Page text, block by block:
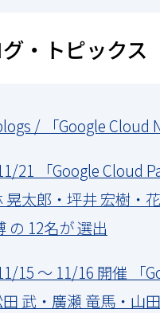
・トピックス
/ 「Google
21 「Google Cloud
晃太郎・坪井 宏樹・
の 12名が 選出
15 ～ 11/16 開催 「
田 武・廣瀬 竜馬・山